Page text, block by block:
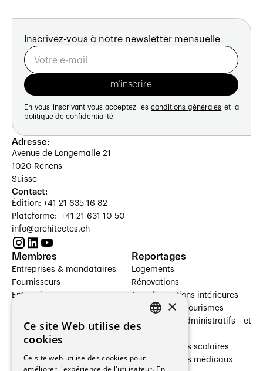
Inscrivez-vous à notre newsletter mensuelle
En vous inscrivant vous acceptez les conditions générales et la
politique de confidentialité
Adresse:
Avenue de Longemalle 21
1020 Renens
Suisse
Contact:
Édition: +41 21 635 16 82
Plateforme: +41 21 631 10 50
info@architectes.ch
Membres
Entreprises & mandataires
Fournisseurs
Entreprises
Architectes paysagistes
Architectes d'intérieur
Entreprises générales
Reportages
Logements
Rénovations
Transformations intérieures
Hôtelleries et tourismes
Bâtiments administratifs et
Établissements scolaires
Établissements médicaux
×
Ce site Web utilise des
cookies
Ce site web utilise des cookies pour
améliorer l'expérience de l'utilisateur. En